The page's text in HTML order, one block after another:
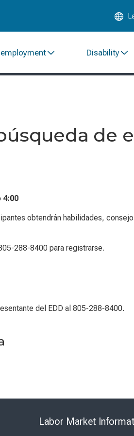
Disability
de
4:00
obtendrán habilidades,
288-8400 para registrarse.
del EDD al 805-288-8400.
Labor Market